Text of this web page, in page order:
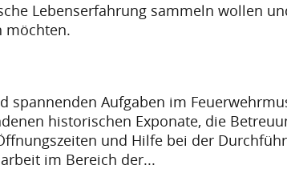
Lebenserfahrung sammeln wollen
möchten.
spannenden Aufgaben im
historischen Exponate, die
und Hilfe bei der
im Bereich der...